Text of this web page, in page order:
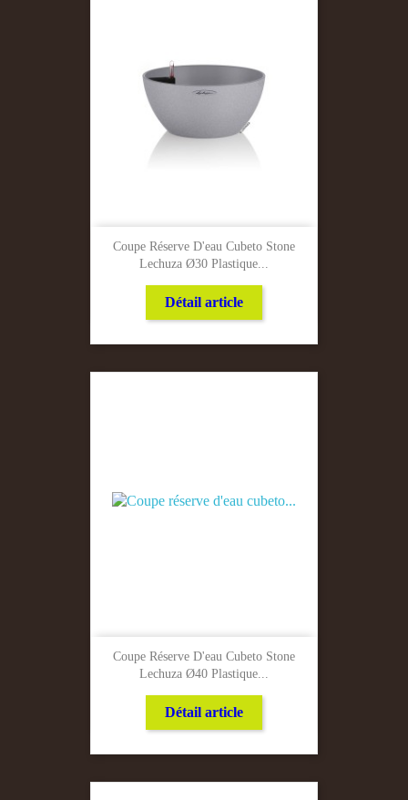
Coupe Réserve D'eau Cubeto Stone
Lechuza Ø30 Plastique...
Détail article
Coupe Réserve D'eau Cubeto Stone
Lechuza Ø40 Plastique...
Détail article